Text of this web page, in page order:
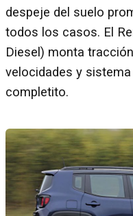
despeje del suelo
todos los casos. El
Diesel) monta
velocidades y
completito.